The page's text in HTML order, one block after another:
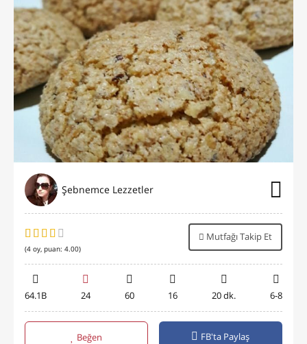
Şebnemce Lezzetler
(4 oy, puan: 4.00)
Mutfağı Takip Et
64.1B 24 60 16 20 dk. 6-8
Beğen FB'ta Paylaş